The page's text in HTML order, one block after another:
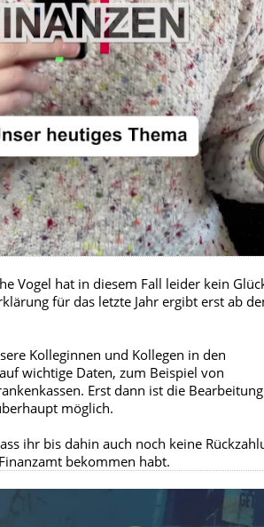
Vogel hat in diesem Fall leider kein
für das letzte Jahr ergibt erst ab
Kolleginnen und Kollegen in den
wichtige Daten, zum Beispiel von
Erst dann ist die
möglich.
ihr bis dahin auch noch keine
bekommen habt.